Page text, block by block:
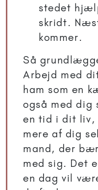
stedet
skridt.
kommer.
Så
Arbejd med
ham som en
også med dig
en tid i dit liv,
mere af dig
mand, der
med sig. Det
en dag vil